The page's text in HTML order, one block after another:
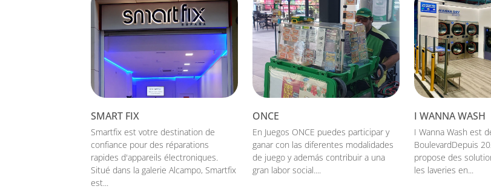
SMART FIX
Smartfix est votre destination de
confiance pour des réparations
rapides d'appareils électroniques.
Situé dans la galerie Alcampo, Smartfix
est...
ONCE
En Juegos ONCE puedes participar y
ganar con las diferentes modalidades
de juego y además contribuir a una
gran labor social....
I WANNA WASH
I Wanna Wash est
BoulevardDepuis
propose des
les laveries en...